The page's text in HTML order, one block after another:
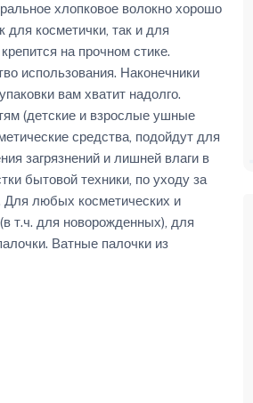
хлопковое волокно хорошо
для косметички, так и для
на прочном стике.
использования. Наконечники
вам хватит надолго.
(детские и взрослые ушные
средства, подойдут для
загрязнений и лишней влаги в
бытовой техники, по уходу за
Для любых косметических и
т.ч. для новорожденных), для
Ватные палочки из